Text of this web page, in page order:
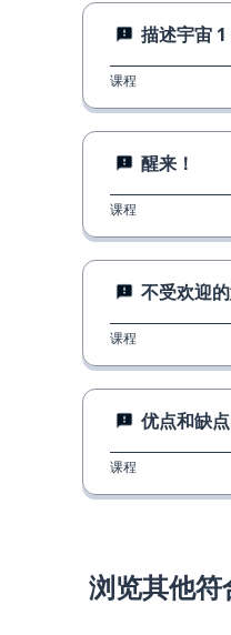
描述宇宙 1
课程
醒来！
课程
不受欢迎
课程
优点和缺点
课程
浏览其他